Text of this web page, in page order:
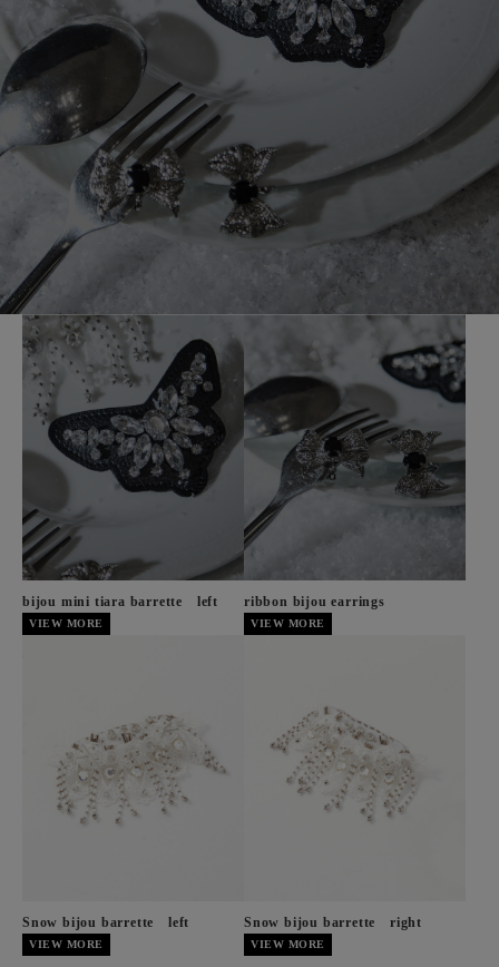
bijou mini tiara barrette left
VIEW MORE
ribbon bijou earrings
VIEW MORE
Snow bijou barrette left
VIEW MORE
Snow bijou barrette right
VIEW MORE